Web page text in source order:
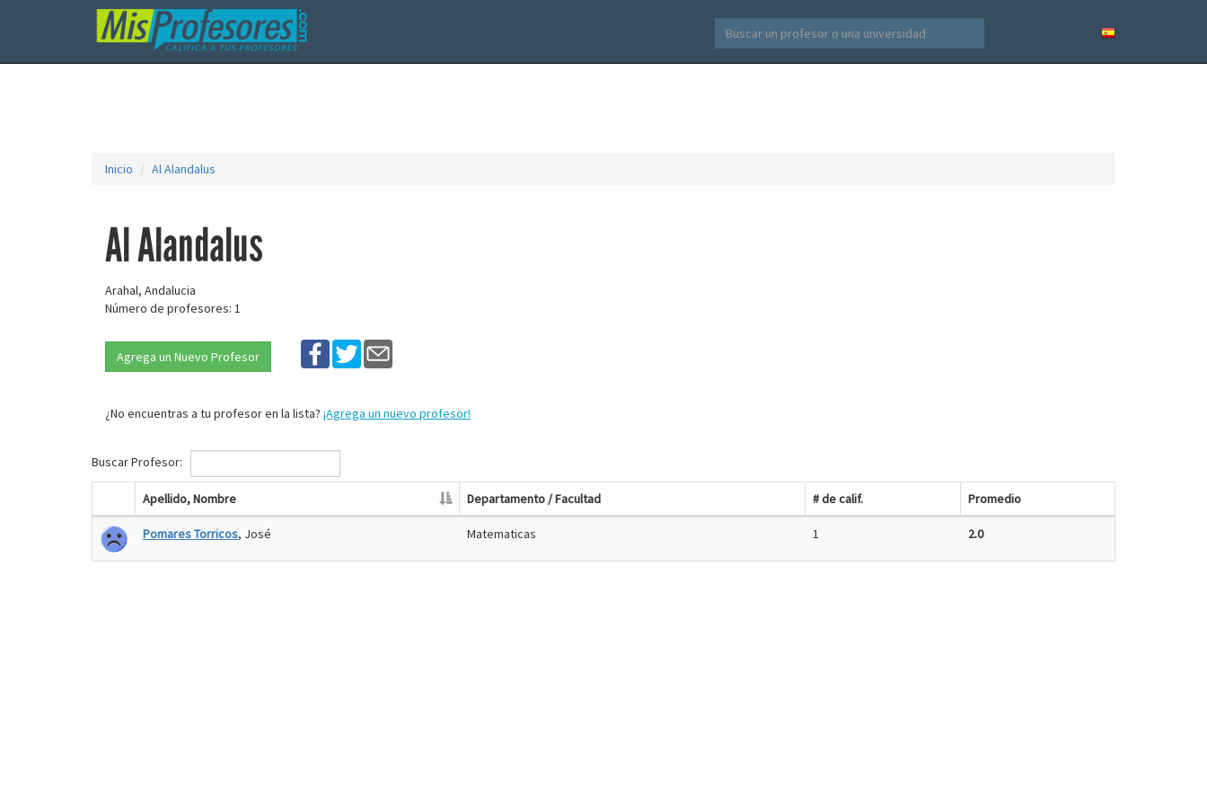
Inicio Al Alandalus
Al Alandalus
Arahal, Andalucia
Número de profesores: 1
Agrega un Nuevo Profesor
¿No encuentras a tu profesor en la lista? ¡Agrega un nuevo profesor!
Buscar Profesor:
Apellido, Nombre Departamento / Facultad # de calif. Promedio
Pomares Torricos, José Matematicas 1 2.0